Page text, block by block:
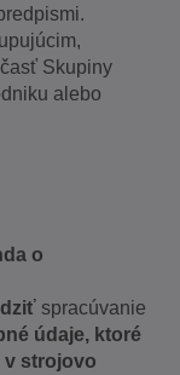
Skupiny
alebo
o
spracúvanie
údaje, ktoré
v strojovo